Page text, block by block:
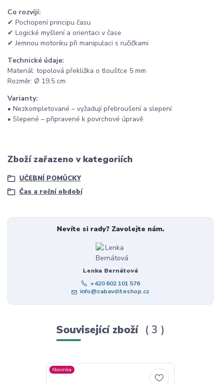
Co rozvíjí:
✔ Pochopení principu času
✔ Logické myšlení a orientaci v čase
✔ Jemnou motoriku při manipulaci s ručičkami
Technické údaje:
Materiál: topolová překližka o tloušťce 5 mm
Rozměr: Ø 19,5 cm
Varianty:
• Nezkompletované – vyžadují přebroušení a slepení
• Slepené – připravené k povrchové úpravě
Zboží zařazeno v kategoriích
UČEBNÍ POMŮCKY
Čas a roční období
Nevíte si rady? Zavolejte nám.
Lenka Bernátová
+420 602 101 576
info@zabavditeshop.cz
Související zboží 3
Novinka